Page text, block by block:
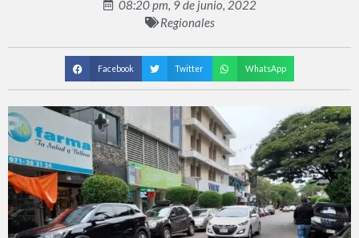
08:20 pm, 9 de junio, 2022
Regionales
Facebook Twitter WhatsApp